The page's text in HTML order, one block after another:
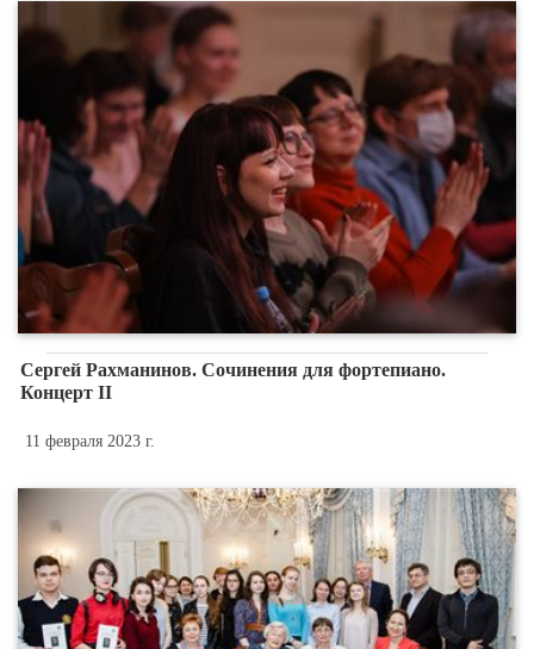
Сергей Рахманинов. Сочинения для фортепиано.
Концерт II
11 февраля 2023 г.